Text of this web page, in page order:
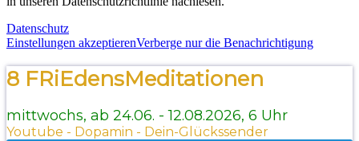
Datenschutz
Einstellungen akzeptierenVerberge nur die Benachrichtigung
8 FRiEdensMeditationen
mittwochs, ab 24.06. - 12.08.2026, 6 Uhr
Youtube - Dopamin - Dein-Glückssender